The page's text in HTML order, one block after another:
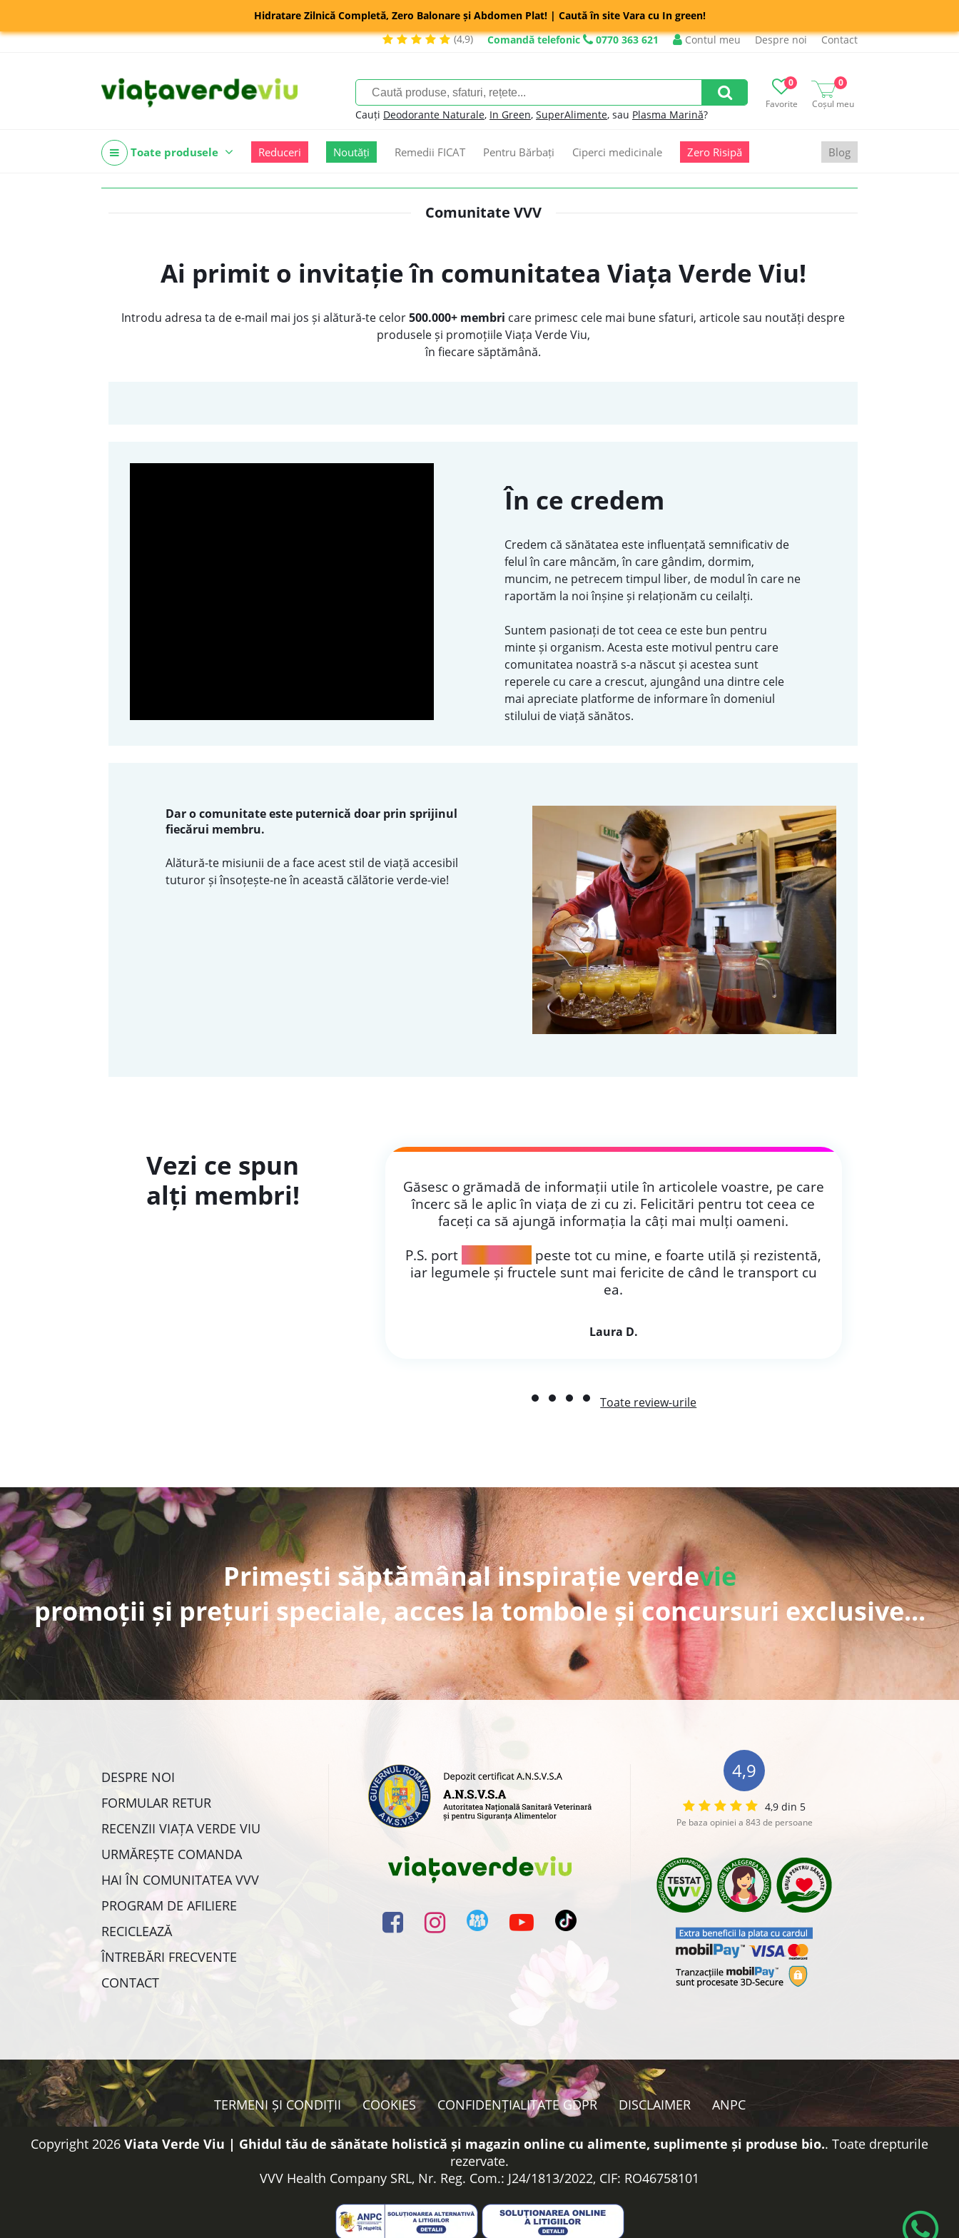
Hidratare Zilnică Completă, Zero Balonare și Abdomen Plat! | Caută în site Vara cu In green!
(4,9)
Comandă telefonic 0770 363 621 Contul meu Despre noi Contact
Favorite
0
Coșul meu
0
Cauți Deodorante Naturale, In Green, SuperAlimente, sau Plasma Marină?
Toate produsele Reduceri Noutăți Remedii FICAT Pentru Bărbați Ciperci medicinale Zero Risipă Blog
Comunitate VVV
Ai primit o invitație în comunitatea Viața Verde Viu!
Introdu adresa ta de e-mail mai jos și alătură-te celor500.000+ membri care primesc cele mai bune sfaturi, articole sau noutăți despre
produsele și promoțiile Viața Verde Viu,
în fiecare săptămână.
În ce credem
Credem că sănătatea este influențată semnificativ de
felul în care mâncăm, în care gândim, dormim,
muncim, ne petrecem timpul liber, de modul în care ne
raportăm la noi înșine și relaționăm cu ceilalți.
Suntem pasionați de tot ceea ce este bun pentru
minte și organism. Acesta este motivul pentru care
comunitatea noastră s-a născut și acestea sunt
reperele cu care a crescut, ajungând una dintre cele
mai apreciate platforme de informare în domeniul
stilului de viață sănătos.
Dar o comunitate este puternică doar prin sprijinul
fiecărui membru.
Alătură-te misiunii de a face acest stil de viață accesibil
tuturor și însoțește-ne în această călătorie verde-vie!
Vezi ce spun
alți membri!
Găsesc o grămadă de informații utile în articolele voastre, pe care
încerc să le aplic în viața de zi cu zi. Felicitări pentru tot ceea ce
faceți ca să ajungă informația la câți mai mulți oameni.
P.S. port
peste tot cu mine, e foarte utilă și rezistentă,
iar legumele și fructele sunt mai fericite de când le transport cu
ea.
Laura D.
Toate review-urile
Primești săptămânal inspirație verdevie
promoții și prețuri speciale, acces la tombole și concursuri exclusive...
DESPRE NOI
FORMULAR RETUR
RECENZII VIAȚA VERDE VIU
URMĂREȘTE COMANDA
HAI ÎN COMUNITATEA VVV
PROGRAM DE AFILIERE
RECICLEAZĂ
ÎNTREBĂRI FRECVENTE
CONTACT
4,9
4,9 din 5
Pe baza opiniei a 843 de persoane
TERMENI ȘI CONDIȚII COOKIES CONFIDENȚIALITATE GDPR DISCLAIMER ANPC
Copyright 2026 Viata Verde Viu | Ghidul tău de sănătate holistică și magazin online cu alimente, suplimente și produse bio.. Toate drepturile
rezervate.
VVV Health Company SRL, Nr. Reg. Com.: J24/1813/2022, CIF: RO46758101